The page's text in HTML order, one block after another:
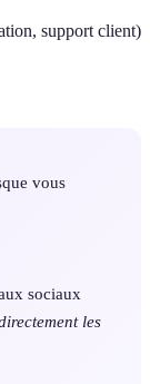
support client)
vous
sociaux
les